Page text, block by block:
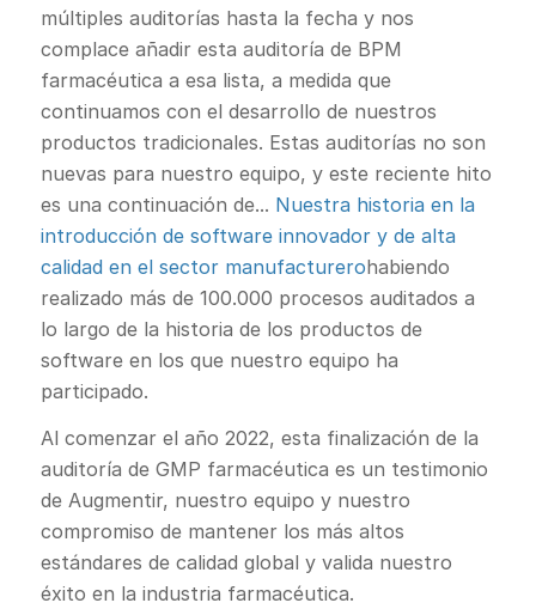
múltiples auditorías hasta la fecha y nos
complace añadir esta auditoría de BPM
farmacéutica a esa lista, a medida que
continuamos con el desarrollo de nuestros
productos tradicionales. Estas auditorías no son
nuevas para nuestro equipo, y este reciente hito
es una continuación de... Nuestra historia en la
introducción de software innovador y de alta
calidad en el sector manufacturerohabiendo
realizado más de 100.000 procesos auditados a
lo largo de la historia de los productos de
software en los que nuestro equipo ha
participado.
Al comenzar el año 2022, esta finalización de la
auditoría de GMP farmacéutica es un testimonio
de Augmentir, nuestro equipo y nuestro
compromiso de mantener los más altos
estándares de calidad global y valida nuestro
éxito en la industria farmacéutica.